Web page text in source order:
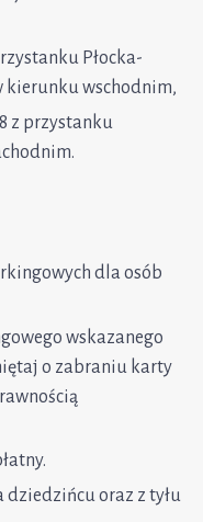
Płocka-
kierunku wschodnim,
z przystanku
dla osób
wskazanego
o zabraniu karty
oraz z tyłu